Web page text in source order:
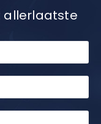
allerlaatste